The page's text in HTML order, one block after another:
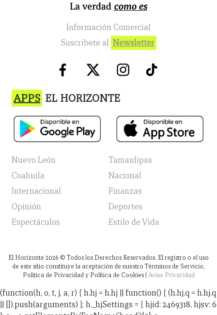
Información Comercial
Suscribete al Newsletter
APPS EL HORIZONTE
Nuevo León
Tamaulipas
Coahuila
Nacional
Internacional
Finanzas
Opinión
Deportes
Espectáculos
Estilo de Vida
El Horizonte 2026 © Todos los Derechos Reservados. El registro o el uso
de este sitio constituye la aceptación de nuestro Términos de Servicio,
Política de Privacidad y Política de Cookies | Aviso Privacidad
(function(h, o, t, j, a, r) { h.hj = h.hj || function() { (h.hj.q = h.hj.q
|| []).push(arguments) }; h._hjSettings = { hjid: 2469318, hjsv: 6